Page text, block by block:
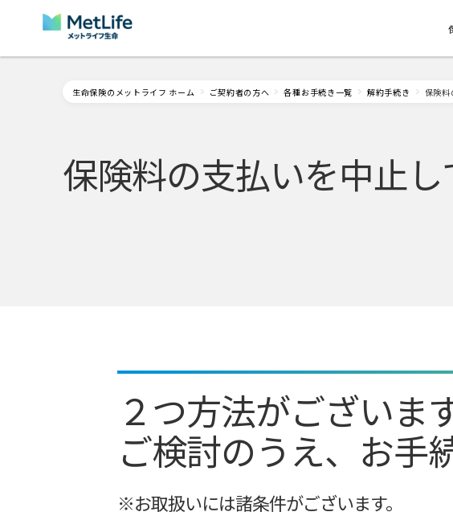
Skip Navigation
生命保険のメットライフ ホーム ご契約者の方へ 各種お手続き一覧 解約手続き 保険料
保険料の支払いを中止
２つ方法がございます
ご検討のうえ、お手
※お取扱いには諸条件がございます。